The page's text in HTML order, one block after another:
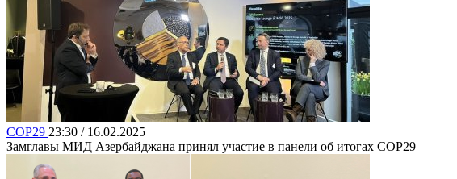
COP29 23:30 / 16.02.2025
Замглавы МИД Азербайджана принял участие в панели об итогах COP29